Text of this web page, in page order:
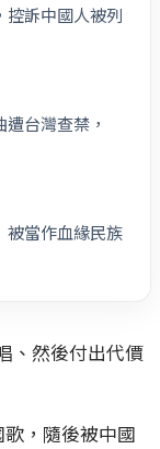
控訴中國人被列
台灣查禁，
被當作血緣民族
、然後付出代價
，隨後被中國